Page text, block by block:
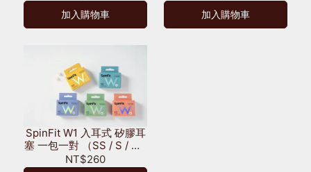
加入購物車 加入購物車
SpinFit W1 入耳式 矽膠耳
塞 一包一對 （SS / S / MS
/ M / L）
NT$260